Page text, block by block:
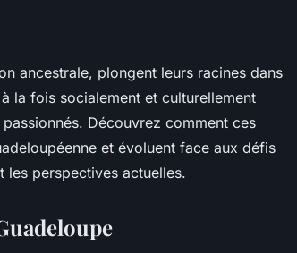
ancestrale, plongent leurs racines dans
la fois socialement et culturellement
Découvrez comment ces
et évoluent face aux défis
perspectives actuelles.